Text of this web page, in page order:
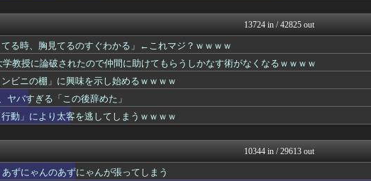
スコールちゃんねる｜２ちゃ...
のってある？」日本「納豆」
海外の万国反応記＠海外の反...
ｗｗｗｗｗｗｗ
筋肉速報
ふぇー速
セ○クス中に滅茶苦茶興奮させ...
ｗｗｗｗｗｗｗｗｗｗｗｗ
るwwwwwwwww
っていた
いたしん！
めちゃくちゃｗｗｗｗｗ
キニ速
かせまと！
けど示談金どれくらいいけそう？？？
13724 in / 42825 out
てる時、胸見てるのすぐわかる」←これマジ？ｗｗｗｗ
学教授に論破されたので仲間に助けてもらうしかなす術がなくなるｗｗｗｗ
ビニの棚」に興味を示し始めるｗｗｗｗ
ヤバすぎる「この後辞めた」
動」により太客を逃してしまうｗｗｗｗ
10344 in / 29613 out
あずにゃんのあずにゃんが張ってしまう